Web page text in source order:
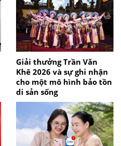
Giải thưởng Trần Văn
Khê 2026 và sự ghi nhận
cho một mô hình bảo tồn
di sản sống